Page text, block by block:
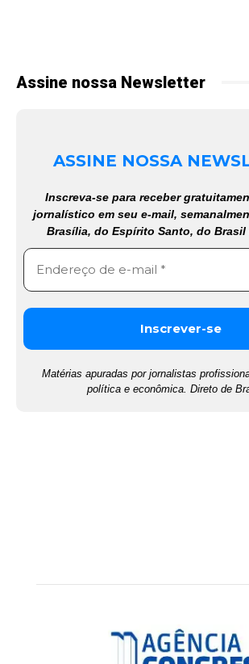
Assine nossa Newsletter
ASSINE NOSSA
Inscreva-se para receber
jornalístico em seu e-mail,
Brasília, do Espírito Santo, do Brasil
Matérias apuradas por jornalistas
política e econômica. Direto de